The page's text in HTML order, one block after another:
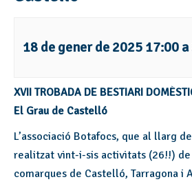
18 de gener de 2025 17:00 a
XVII TROBADA DE BESTIARI
El Grau de Castelló
L’associació Botafocs, que al llarg
realitzat vint-i-sis activitats (26!!)
comarques de Castelló, Tarragona i